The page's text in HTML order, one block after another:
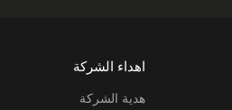
اهداء الشركة
هدية الشركة